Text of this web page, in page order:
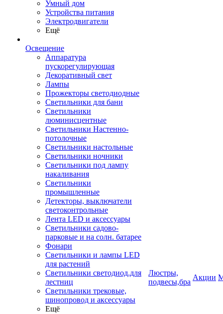
Умный дом
Устройства питания
Электродвигатели
Ещё
Освещение
Аппаратура
пускорегулирующая
Декоративный свет
Лампы
Прожекторы светодиодные
Светильники для бани
Светильники
люминисцентные
Светильники Настенно-
потолочные
Светильники настольные
Светильники ночники
Светильники под лампу
накаливания
Светильники
промышленные
Детекторы, выключатели
светоконтрольные
Лента LED и аксессуары
Светильники садово-
парковые и на солн. батарее
Фонари
Светильники и лампы LED
для растений
Светильники светодиод.для
лестниц
Светильники трековые,
шинопровод и аксессуары
Ещё
Люстры,
подвесы,бра
Акции